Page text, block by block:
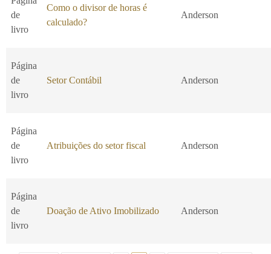
de
livro
Como o divisor de horas é
calculado?
Anderson
Página
de
livro
Setor Contábil Anderson
Página
de
livro
Atribuições do setor fiscal Anderson
Página
de
livro
Doação de Ativo Imobilizado Anderson